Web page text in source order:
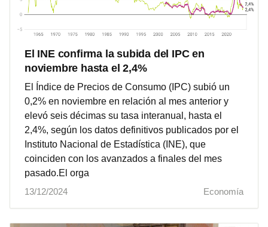
El INE confirma la subida del IPC en
noviembre hasta el 2,4%
El Índice de Precios de Consumo (IPC) subió un
0,2% en noviembre en relación al mes anterior y
elevó seis décimas su tasa interanual, hasta el
2,4%, según los datos definitivos publicados por el
Instituto Nacional de Estadística (INE), que
coinciden con los avanzados a finales del mes
pasado.El orga
13/12/2024
Economía